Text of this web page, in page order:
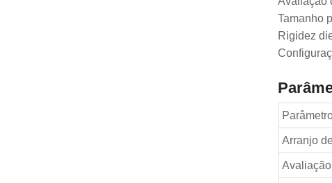
Tamanho
Rigidez
Arranjo